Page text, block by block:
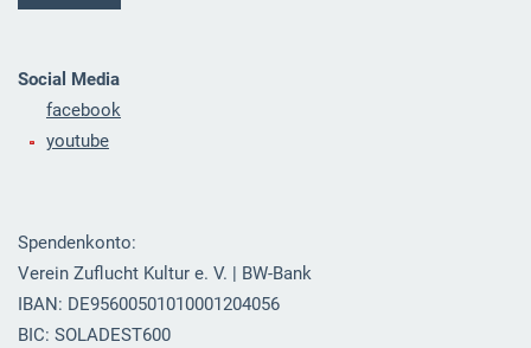
Social Media
facebook
youtube
Spendenkonto:
Verein Zuflucht Kultur e. V. | BW-Bank
IBAN: DE95600501010001204056
BIC: SOLADEST600